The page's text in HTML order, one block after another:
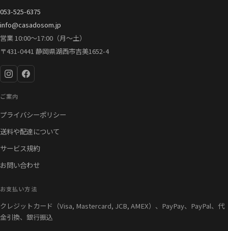
053-525-6375
info@casadosom.jp
営業 10:00〜17:00（月〜土）
〒431-0441 静岡県湖西市吉美1652-4
ご案内
プライバシーポリシー
送料や配達について
サービス規約
お問い合わせ
お支払い方法
クレジットカード（Visa, Mastercard, JCB, AMEX）、PayPay、PayPal、代
金引換、銀行振込